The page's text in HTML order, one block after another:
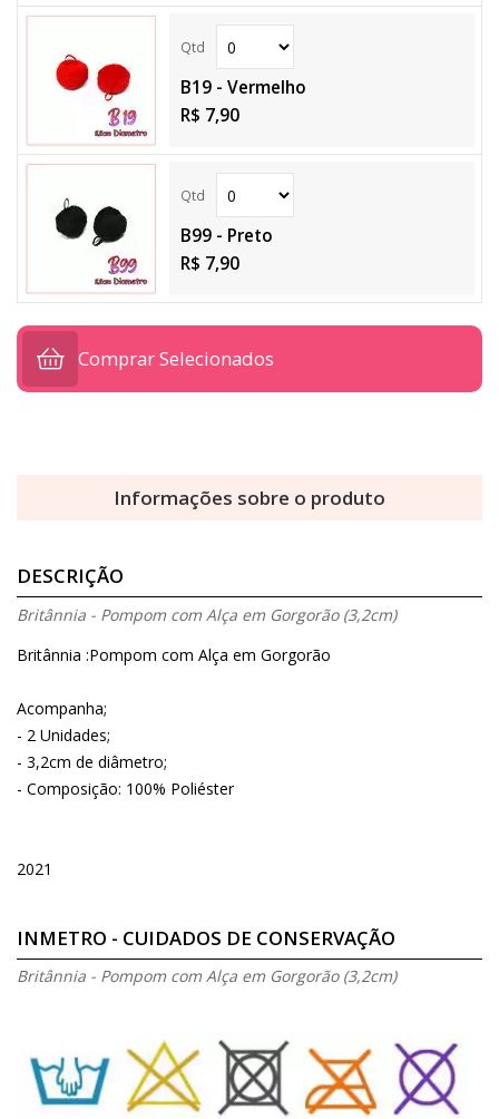
B19 - Vermelho
R$ 7,90
B99 - Preto
R$ 7,90
Comprar Selecionados
Informações sobre o produto
DESCRIÇÃO
Britânnia - Pompom com Alça em Gorgorão (3,2cm)
Britânnia :Pompom com Alça em Gorgorão
Acompanha;
- 2 Unidades;
- 3,2cm de diâmetro;
- Composição: 100% Poliéster
2021
INMETRO - CUIDADOS DE CONSERVAÇÃO
Britânnia - Pompom com Alça em Gorgorão (3,2cm)